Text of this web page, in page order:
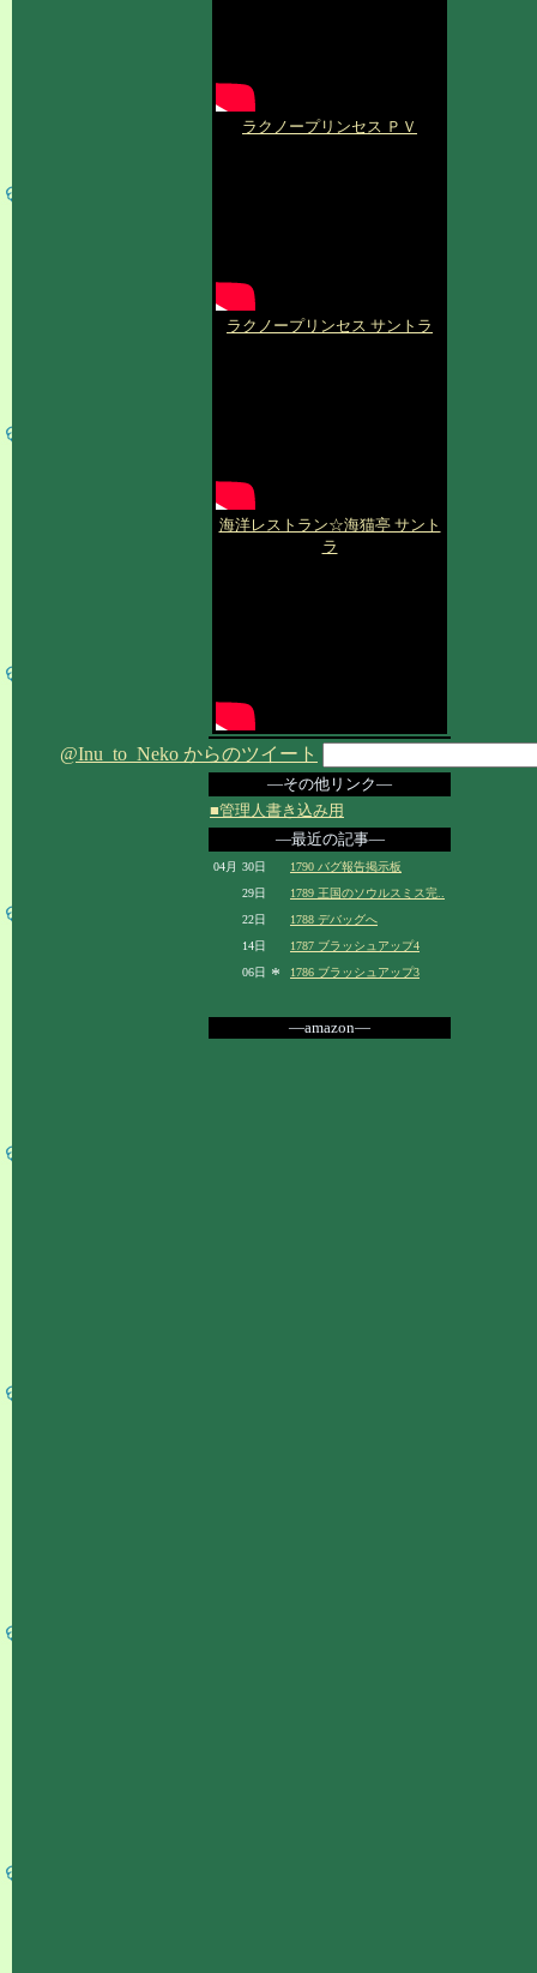
ラクノープリンセス ＰＶ
ラクノープリンセス サントラ
海洋レストラン☆海猫亭 サント
ラ
@Inu_to_Neko からのツイート
―その他リンク―
■管理人書き込み用
―最近の記事―
04月 30日
1790 バグ報告掲示板
29日
1789 王国のソウルスミス完..
22日
1788 デバッグへ
14日
1787 ブラッシュアップ4
06日
* 1786 ブラッシュアップ3
―amazon―